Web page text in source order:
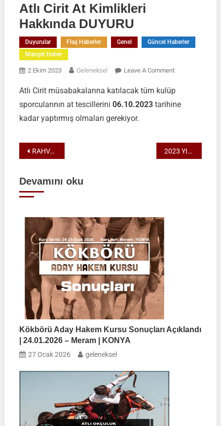
Atlı Cirit At Kimlikleri
Hakkında DUYURU
Duyurular Flaş Haberler Genel
Güncel Haberler
Manşet Haber
2 Ekim 2023 Geleneksel Leave A CommentOn
Cirit
At
Atlı Cirit müsabakalarına katılacak tüm kulüp
sporcularının at tescillerini 06.10.2023tarihine
kadar yaptırmış olmaları gerekiyor.
Yazı
RAHVAN BİNİCİLİK MÜSABAKASI 2023 YILI KÖKBÖRÜ TÜRKİYE ŞAMPİYONASI
Devamını oku
Kökbörü Aday Hakem Kursu Sonuçları Açıklandı
| 24.01.2026 – Meram | KONYA
27 Ocak 2026 geleneksel